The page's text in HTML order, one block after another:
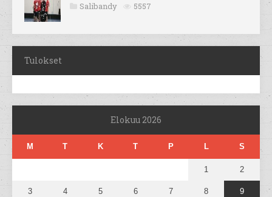
Salibandy 5557
Tulokset
Elokuu 2026
M T K T P L S
1 2
3 4 5 6 7 8 9